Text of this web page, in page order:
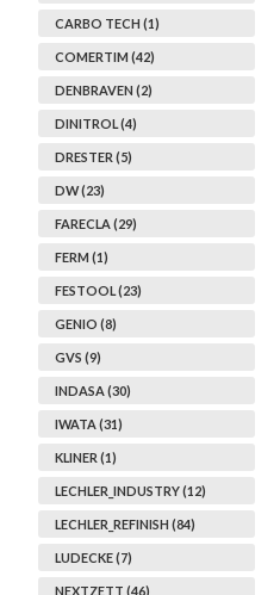
CARBO TECH (1)
COMERTIM (42)
DENBRAVEN (2)
DINITROL (4)
DRESTER (5)
DW (23)
FARECLA (29)
FERM (1)
FESTOOL (23)
GENIO (8)
GVS (9)
INDASA (30)
IWATA (31)
KLINER (1)
LECHLER_INDUSTRY (12)
LECHLER_REFINISH (84)
LUDECKE (7)
NEXTZETT (46)